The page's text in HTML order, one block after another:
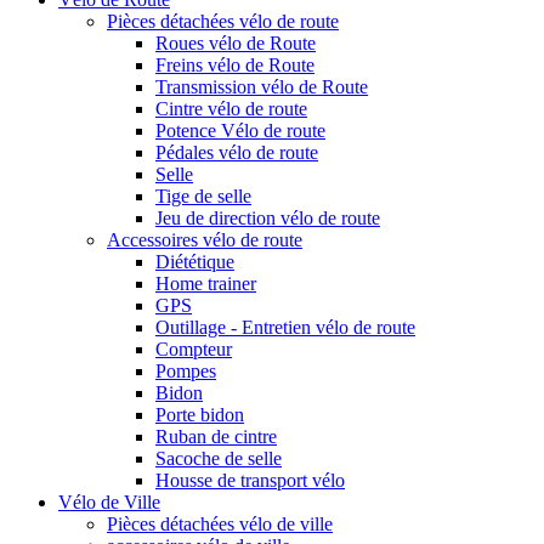
Pièces détachées vélo de route
Roues vélo de Route
Freins vélo de Route
Transmission vélo de Route
Cintre vélo de route
Potence Vélo de route
Pédales vélo de route
Selle
Tige de selle
Jeu de direction vélo de route
Accessoires vélo de route
Diététique
Home trainer
GPS
Outillage - Entretien vélo de route
Compteur
Pompes
Bidon
Porte bidon
Ruban de cintre
Sacoche de selle
Housse de transport vélo
Vélo de Ville
Pièces détachées vélo de ville